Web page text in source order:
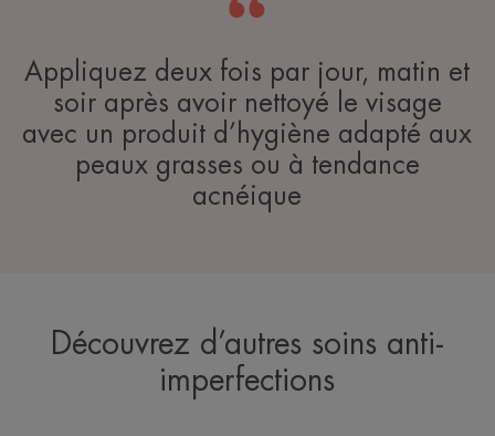
Appliquez deux fois par jour, matin et
soir après avoir nettoyé le visage
avec un produit d’hygiène adapté aux
peaux grasses ou à tendance
acnéique
Découvrez d’autres soins anti-
imperfections